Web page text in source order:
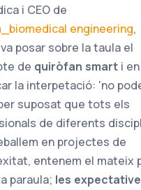
i CEO de
engineering,
posar sobre la taula el
de quiròfan smart i
la interpetació: 'no
suposat que tots els
de diferents
en projectes de
entenem el mateix
paraula; les